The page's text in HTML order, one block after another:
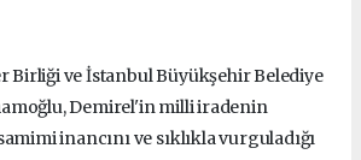
Birliği ve İstanbul Büyükşehir Belediye
Demirel'in milli iradenin
inancını ve sıklıkla vurguladığı